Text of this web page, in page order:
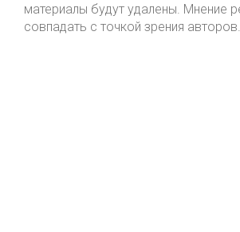
материалы будут удалены. Мнение
совпадать с точкой зрения авторов.